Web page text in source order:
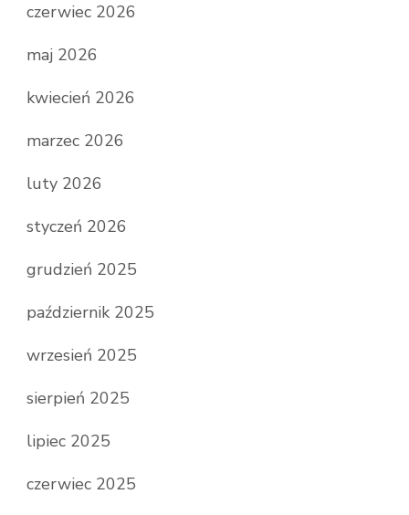
czerwiec 2026
maj 2026
kwiecień 2026
marzec 2026
luty 2026
styczeń 2026
grudzień 2025
październik 2025
wrzesień 2025
sierpień 2025
lipiec 2025
czerwiec 2025